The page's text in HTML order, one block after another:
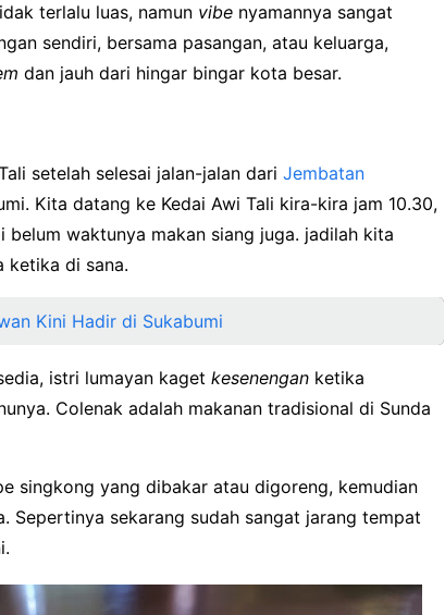
terlalu luas, namun vibe nyamannya sangat
sendiri, bersama pasangan, atau keluarga,
dan jauh dari hingar bingar kota besar.
setelah selesai jalan-jalan dari Jembatan
Kita datang ke Kedai Awi Tali kira-kira jam 10.30,
waktunya makan siang juga. jadilah kita
ketika di sana.
Kini Hadir di Sukabumi
istri lumayan kaget kesenengan ketika
Colenak adalah makanan tradisional di Sunda
singkong yang dibakar atau digoreng, kemudian
Sepertinya sekarang sudah sangat jarang tempat